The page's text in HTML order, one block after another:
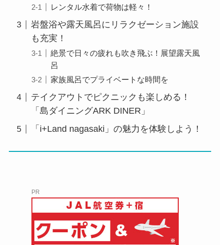
レンタル水着で荷物は軽々！
岩盤浴や露天風呂にリラクゼーション施設
も充実！
絶景で日々の疲れも吹き飛ぶ！展望露天風
呂
家族風呂でプライベートな時間を
テイクアウトでピクニックも楽しめる！
「島ダイニングARK DINER」
「i+Land nagasaki」の魅力を体験しよう！
PR